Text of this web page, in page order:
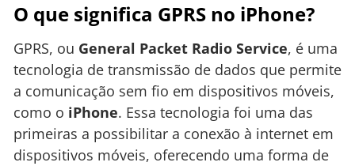
O que significa GPRS no iPhone?
GPRS, ou General Packet Radio Service, é uma
tecnologia de transmissão de dados que permite
a comunicação sem fio em dispositivos móveis,
como o iPhone. Essa tecnologia foi uma das
primeiras a possibilitar a conexão à internet em
dispositivos móveis, oferecendo uma forma de